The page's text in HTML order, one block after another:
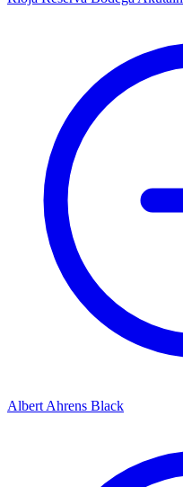
Albert Ahrens Black